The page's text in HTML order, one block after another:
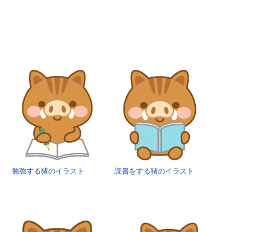
勉強する猪のイラスト 読書をする猪のイラスト